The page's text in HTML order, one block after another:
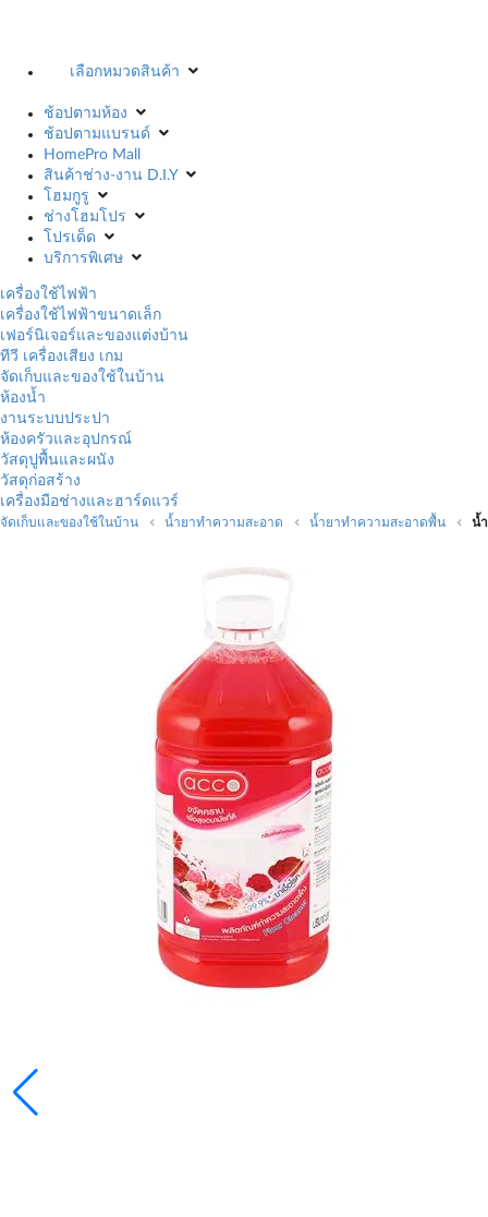
เลือกหมวดสินค้า
ช้อปตามห้อง
ช้อปตามแบรนด์
HomePro Mall
สินค้าช่าง-งาน D.I.Y
โฮมกูรู
ช่างโฮมโปร
โปรเด็ด
บริการพิเศษ
เครื่องใช้ไฟฟ้า
เครื่องใช้ไฟฟ้าขนาดเล็ก
เฟอร์นิเจอร์และของแต่งบ้าน
ทีวี เครื่องเสียง เกม
จัดเก็บและของใช้ในบ้าน
ห้องน้ำ
งานระบบประปา
ห้องครัวและอุปกรณ์
วัสดุปูพื้นและผนัง
วัสดุก่อสร้าง
เครื่องมือช่างและฮาร์ดแวร์
จัดเก็บและของใช้ในบ้าน น้ำยาทำความสะอาด น้ำยาทำความสะอาดพื้น น้